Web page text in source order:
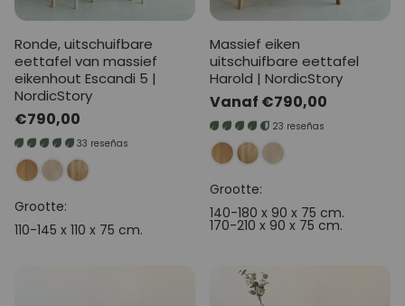
Ronde, uitschuifbare
eettafel van massief
eikenhout Escandi 5 |
NordicStory
Normale
prijs
€790,00
33 reseñas
Grootte:
110-145 x 110 x 75 cm.
Massief eiken
uitschuifbare eettafel
Harold | NordicStory
Normale
prijs
Vanaf €790,00
23 reseñas
Grootte:
140-180 x 90 x 75 cm.
170-210 x 90 x 75 cm.